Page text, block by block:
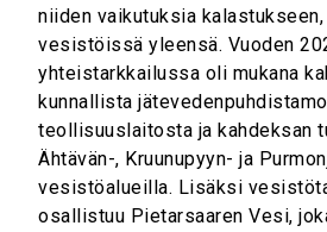
niiden vaikutuksia
vesistöissä yleensä. Vuoden
yhteistarkkailussa oli mukana
kunnallista
teollisuuslaitosta ja kahdeksan
Ähtävän-, Kruunupyyn- ja
vesistöalueilla. Lisäksi
osallistuu Pietarsaaren Vesi,